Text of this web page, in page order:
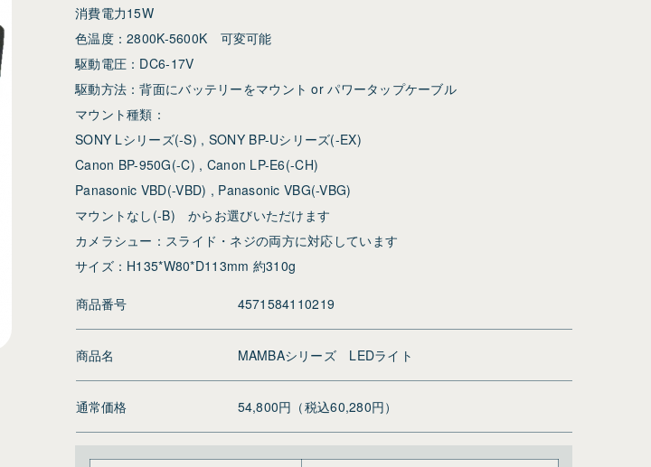
消費電力15W
色温度：2800K-5600K 可変可能
駆動電圧：DC6-17V
駆動方法：背面にバッテリーをマウント or パワータップケーブル
マウント種類：
SONY Lシリーズ(-S) , SONY BP-Uシリーズ(-EX)
Canon BP-950G(-C) , Canon LP-E6(-CH)
Panasonic VBD(-VBD) , Panasonic VBG(-VBG)
マウントなし(-B) からお選びいただけます
カメラシュー：スライド・ネジの両方に対応しています
サイズ：H135*W80*D113mm 約310g
商品番号 4571584110219
商品名 MAMBAシリーズ LEDライト
通常価格 54,800円（税込60,280円）